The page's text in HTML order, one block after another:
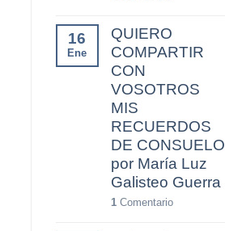
16
Ene
QUIERO
COMPARTIR
CON
VOSOTROS
MIS
RECUERDOS
DE CONSUELO
por María Luz
Galisteo Guerra
1Comentario